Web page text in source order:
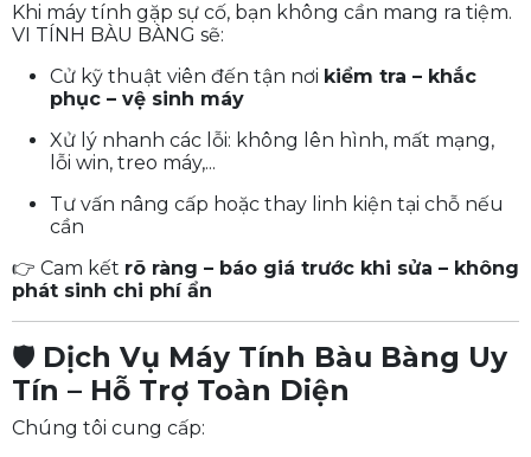
Khi máy tính gặp sự cố, bạn không cần mang ra tiệm.
VI TÍNH BÀU BÀNG sẽ:
Cử kỹ thuật viên đến tận nơi kiểm tra – khắc
phục – vệ sinh máy
Xử lý nhanh các lỗi: không lên hình, mất mạng,
lỗi win, treo máy,...
Tư vấn nâng cấp hoặc thay linh kiện tại chỗ nếu
cần
👉 Cam kết rõ ràng – báo giá trước khi sửa – không
phát sinh chi phí ẩn
🛡️ Dịch Vụ Máy Tính Bàu Bàng Uy
Tín – Hỗ Trợ Toàn Diện
Chúng tôi cung cấp: